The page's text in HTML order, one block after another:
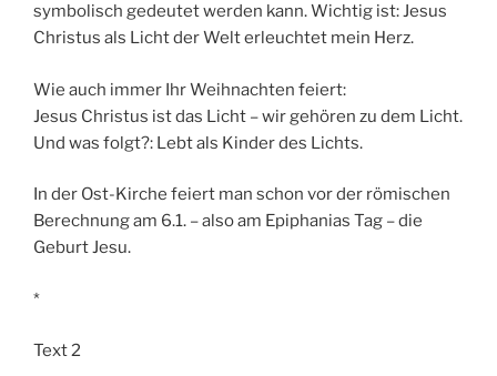
symbolisch gedeutet werden kann. Wichtig ist: Jesus
Christus als Licht der Welt erleuchtet mein Herz.
Wie auch immer Ihr Weihnachten feiert:
Jesus Christus ist das Licht – wir gehören zu dem Licht.
Und was folgt?: Lebt als Kinder des Lichts.
In der Ost-Kirche feiert man schon vor der römischen
Berechnung am 6.1. – also am Epiphanias Tag – die
Geburt Jesu.
*
Text 2